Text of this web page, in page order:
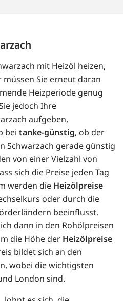
mit Heizöl heizen,
müssen Sie erneut daran
Heizperiode genug
jedoch Ihre
aufgeben,
bei tanke-günstig, ob der
Schwarzach gerade günstig
von einer Vielzahl von
sich die Preise jeden Tag
werden die Heizölpreise
oder durch die
beeinflusst.
dann in den Rohölpreisen
die Höhe der Heizölpreise
bildet sich an den
wobei die wichtigsten
London sind.